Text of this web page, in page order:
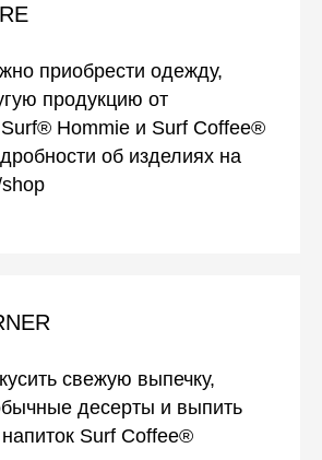
приобрести одежду,
продукцию от
Hommie и Surf Coffee®
об изделиях на
свежую выпечку,
десерты и выпить
Surf Coffee®